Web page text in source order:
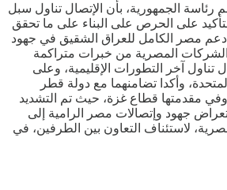
الجمهورية، بأن الإتصال تناول سبل
ضوء النجاح الذي حققته الدورة الثالثة للجنة العليا المشتركة بين البلدين، التي إنعقدت في بغداد في يناير 2025، حيث تم التأكيد على الحرص على البناء على ما تحقق
دعم مصر الكامل للعراق الشقيق في جهود
الشركات المصرية من خبرات متراكمة
آخر التطورات الإقليمية، وعلى
وأكدا تضامنهما مع دولة قطر
مقدمتها قطاع غزة، حيث تم التشديد
جهود وإتصالات مصر الرامية إلى
لاستئناف التعاون بين الطرفين، في